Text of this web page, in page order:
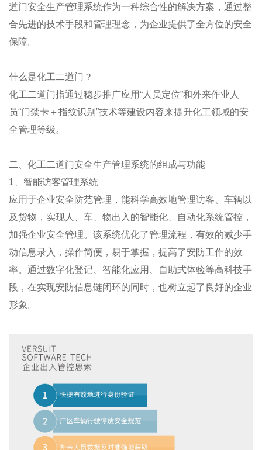
道门安全生产管理系统作为一种综合性的解决方案，通过整
合先进的技术手段和管理理念，为企业提供了全方位的安全
保障。
什么是化工二道门？
化工二道门指通过稳步推广应用“人员定位”和外来作业人
员“门禁卡＋指纹识别”技术等建设内容来提升化工领域的安
全管理等级。
二、化工二道门安全生产管理系统的组成与功能
1、智能访客管理系统
应用于企业安全防范管理，能科学高效地管理访客、车辆以
及货物，实现人、车、物出入的智能化、自动化系统管控，
加强企业安全管理。该系统优化了管理流程，有效的减少手
动信息录入，操作简便，易于掌握，提高了安防工作的效
率。通过数字化登记、智能化应用、自助式体验等高科技手
段，在实现安防信息链闭环的同时，也树立起了良好的企业
形象。